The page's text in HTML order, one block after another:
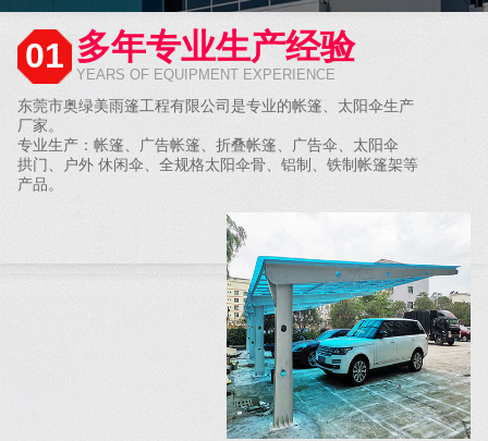
01 多年专业生产经验
YEARS OF EQUIPMENT EXPERIENCE
东莞市奥绿美雨篷工程有限公司是专业的帐篷、太阳伞生产
厂家。
专业生产：帐篷、广告帐篷、折叠帐篷、广告伞、太阳伞
拱门、户外 休闲伞、全规格太阳伞骨、铝制、铁制帐篷架等
产品。